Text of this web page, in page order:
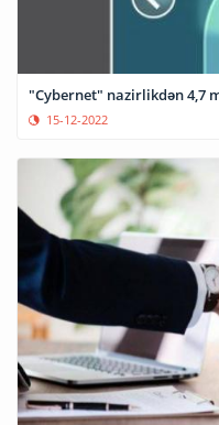
"Cybernet" nazirlikdən 4,7
15-12-2022